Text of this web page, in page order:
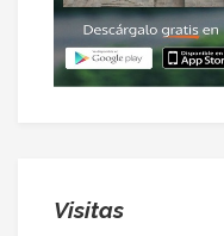
Visitas